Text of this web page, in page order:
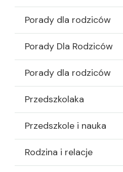
Porady dla rodziców
Porady Dla Rodziców
Porady dla rodziców
Przedszkolaka
Przedszkole i nauka
Rodzina i relacje